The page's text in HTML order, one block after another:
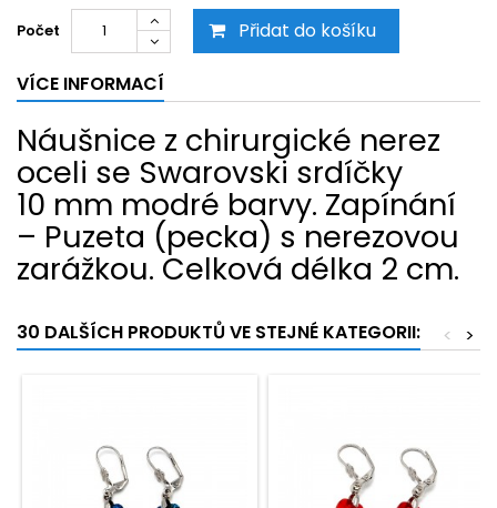
Počet Přidat do košíku
VÍCE INFORMACÍ
Náušnice z chirurgické nerez
oceli se Swarovski srdíčky
10 mm modré barvy. Zapínání
– Puzeta (pecka) s nerezovou
zarážkou. Celková délka 2 cm.
30 DALŠÍCH PRODUKTŮ VE STEJNÉ KATEGORII: >
<